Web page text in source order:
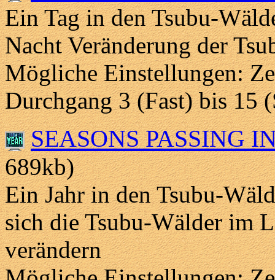
Ein Tag in den Tsubu-
Nacht Veränderung der
Mögliche Einstellungen:
Durchgang 3 (Fast) bis 15
SEASONS PASSING
689kb)
Ein Jahr in den Tsubu-
sich die Tsubu-Wälder im
verändern